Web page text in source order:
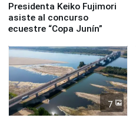
Presidenta Keiko Fujimori
asiste al concurso
ecuestre “Copa Junín”
7